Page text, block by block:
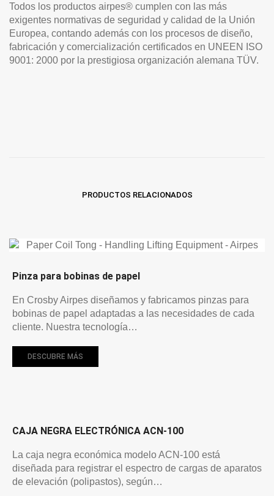
Todos los productos airpes® cumplen con las más
exigentes normativas de seguridad y calidad de la Unión
Europea, contando además con los procesos de diseño,
fabricación y comercialización certificados en UNEEN ISO
9001: 2000 por la prestigiosa organización alemana TÜV.
PRODUCTOS RELACIONADOS
Pinza para bobinas de papel
En Crosby Airpes diseñamos y fabricamos pinzas para
bobinas de papel adaptadas a las necesidades de cada
cliente. Nuestra tecnología…
DESCUBRE MÁS
CAJA NEGRA ELECTRÓNICA ACN-100
La caja negra económica modelo ACN-100 está
diseñada para registrar el espectro de cargas de aparatos
de elevación (polipastos), según…